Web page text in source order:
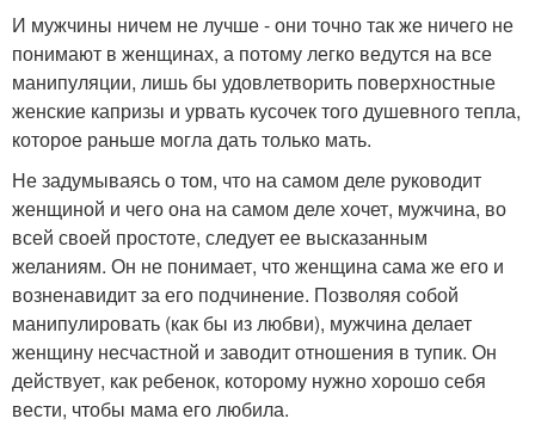
И мужчины ничем не лучше - они точно так же ничего не
понимают в женщинах, а потому легко ведутся на все
манипуляции, лишь бы удовлетворить поверхностные
женские капризы и урвать кусочек того душевного тепла,
которое раньше могла дать только мать.
Не задумываясь о том, что на самом деле руководит
женщиной и чего она на самом деле хочет, мужчина, во
всей своей простоте, следует ее высказанным
желаниям. Он не понимает, что женщина сама же его и
возненавидит за его подчинение. Позволяя собой
манипулировать (как бы из любви), мужчина делает
женщину несчастной и заводит отношения в тупик. Он
действует, как ребенок, которому нужно хорошо себя
вести, чтобы мама его любила.